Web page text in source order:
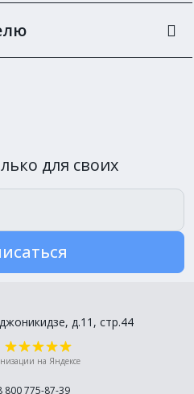
для своих
д.11, стр.44
на Яндексе
800 775-87-39